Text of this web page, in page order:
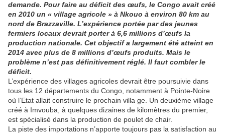
demande. Pour faire au déficit des œufs, le Congo avait créé
en 2010 un « village agricole » à Nkouo à environ 80 km au
nord de Brazzaville. L’expérience portée par des jeunes
fermiers locaux devrait porter à 6,6 millions d’œufs la
production nationale. Cet objectif a largement été atteint en
2014 avec plus de 8 millions d’œufs produits. Mais le
problème n’est pas définitivement réglé. Il faut combler le
déficit.
L’expérience des villages agricoles devrait être poursuivie dans
tous les 12 départements du Congo, notamment à Pointe-Noire
où l’Etat allait construire le prochain villa ge. Un deuxième village
créé à Imvouba, à quelques dizaines de kilomètres du premier,
est spécialisé dans la production de poulet de chair.
La piste des importations n’apporte toujours pas la satisfaction au